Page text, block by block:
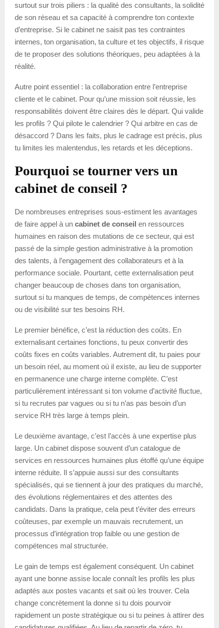
surtout sur trois piliers : la qualité des consultants, la solidité
de son réseau et sa capacité à comprendre ton contexte
d’entreprise. Si le cabinet ne saisit pas tes contraintes
internes, ton organisation, ta culture et tes objectifs, il risque
de te proposer des solutions théoriques, peu adaptées à la
réalité.
Autre point essentiel : la collaboration entre l’entreprise
cliente et le cabinet. Pour qu’une mission soit réussie, les
responsabilités doivent être claires dès le départ. Qui valide
les profils ? Qui pilote le calendrier ? Qui arbitre en cas de
désaccord ? Dans les faits, plus le cadrage est précis, plus
tu limites les malentendus, les retards et les déceptions.
Pourquoi se tourner vers un
cabinet de conseil ?
De nombreuses entreprises sous-estiment les avantages
de faire appel à un cabinet de conseil en ressources
humaines en raison des mutations de ce secteur, qui est
passé de la simple gestion administrative à la promotion
des talents, à l’engagement des collaborateurs et à la
performance sociale. Pourtant, cette externalisation peut
changer beaucoup de choses dans ton organisation,
surtout si tu manques de temps, de compétences internes
ou de visibilité sur tes besoins RH.
Le premier bénéfice, c’est la réduction des coûts. En
externalisant certaines fonctions, tu peux convertir des
coûts fixes en coûts variables. Autrement dit, tu paies pour
un besoin réel, au moment où il existe, au lieu de supporter
en permanence une charge interne complète. C’est
particulièrement intéressant si ton volume d’activité fluctue,
si tu recrutes par vagues ou si tu n’as pas besoin d’un
service RH très large à temps plein.
Le deuxième avantage, c’est l’accès à une expertise plus
large. Un cabinet dispose souvent d’un catalogue de
services en ressources humaines plus étoffé qu’une équipe
interne réduite. Il s’appuie aussi sur des consultants
spécialisés, qui se tiennent à jour des pratiques du marché,
des évolutions réglementaires et des attentes des
candidats. Dans la pratique, cela peut t’éviter des erreurs
coûteuses, par exemple un mauvais recrutement, un
processus d’intégration trop faible ou une gestion de
compétences mal structurée.
Le gain de temps est également conséquent. Un cabinet
ayant une bonne assise locale connaît les profils les plus
adaptés aux postes vacants et sait où les trouver. Cela
change concrètement la donne si tu dois pourvoir
rapidement un poste stratégique ou si tu peines à attirer des